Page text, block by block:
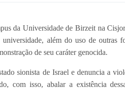
da Universidade de Birzeit na
além do uso de outras
de seu caráter genocida.
sionista de Israel e denuncia a
com isso, abalar a existência